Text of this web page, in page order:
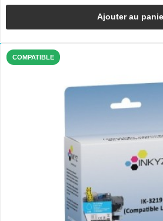
Ajouter au
COMPATIBLE